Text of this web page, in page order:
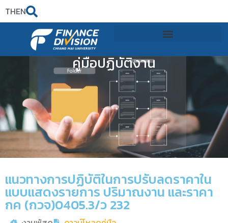
THEN
คู่มือปฏิบัติงาน
แนวทางการปฏิบัติในการปรับลดราคาใน
แบบแสดงรายการ ปริมาณงาน และราคา
กค (กวจ)0405.3/ว 232